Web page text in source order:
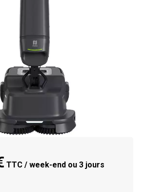
TTC / week-end ou 3 jours